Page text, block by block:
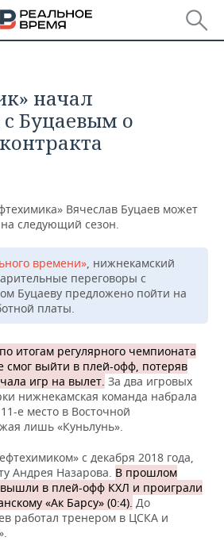
начал
Буцаевым о
Вячеслав Буцаев может
следующий сезон.
времени», нижнекамский
переговоры с
Буцаеву предложено пойти на
платы.
итогам регулярного чемпионата
смог выйти в плей-офф, потеряв
игр на вылет. За два игровых
нижнекамская команда набрала
е место в Восточной
лишь «Куньлунь».
с декабря 2018 года,
Андрея Назарова. В прошлом
в плей-офф КХЛ и проиграли
«Ак Барсу» (0:4). До
работал тренером в ЦСКА и